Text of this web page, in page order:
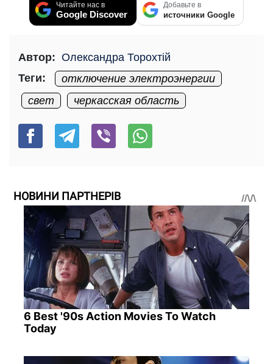
Читайте нас в
Google Discover
Добавьте в
источники Google
Автор: Олександра Торохтій
Теги:
отключение электроэнергии
свет
черкасская область
НОВИНИ ПАРТНЕРІВ
6 Best '90s Action Movies To Watch
Today